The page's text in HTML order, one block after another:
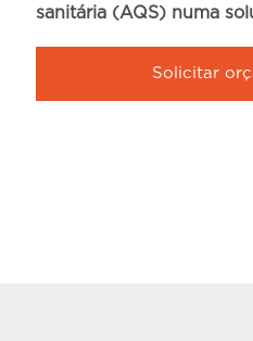
sanitária (AQS) numa
Solicitar